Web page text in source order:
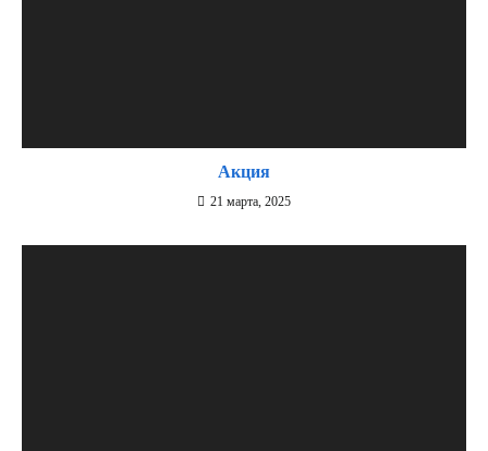
Акция
21 марта, 2025